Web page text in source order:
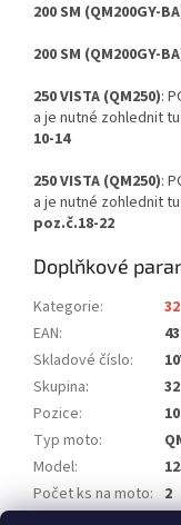
200 SM (QM200GY-
200 SM (QM200GY-
250 VISTA (QM250):
a je nutné zohlednit
10-14
250 VISTA (QM250):
a je nutné zohlednit
poz.č.18-22
Doplňkové
Kategorie:
EAN:
Skladové číslo:
Skupina:
32
Pozice:
10
Typ moto:
Model:
Počet ks na moto: 2